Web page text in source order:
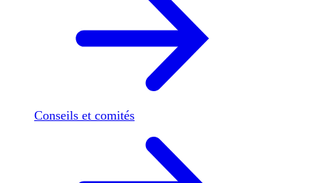
Conseils et comités